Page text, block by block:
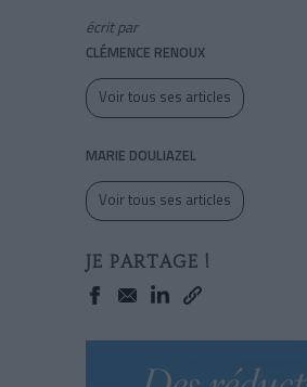
écrit par
CLÉMENCE RENOUX
Voir tous ses articles
MARIE DOULIAZEL
Voir tous ses articles
JE PARTAGE !